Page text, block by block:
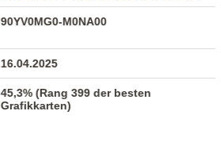
90YV0MG0-M0NA00
16.04.2025
45,3% (Rang 399 der besten
Grafikkarten)